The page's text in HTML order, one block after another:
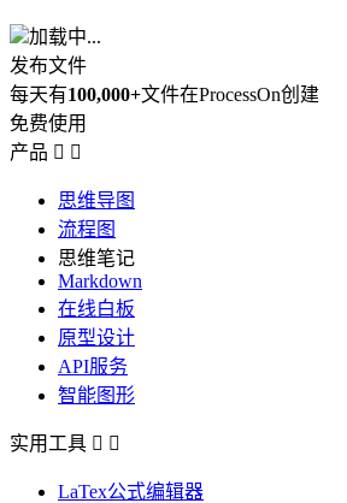
加载中...
发布文件
每天有100,000+文件在ProcessOn创建
免费使用
产品  
思维导图
流程图
思维笔记
Markdown
在线白板
原型设计
API服务
智能图形
实用工具  
LaTex公式编辑器